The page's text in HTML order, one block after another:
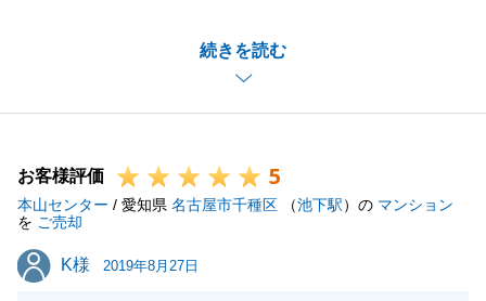
続きを読む
のご協力があってこそです。
重ねて感謝申し上げます。
お取引後であっても、大切なお客様の不動産のアフタ
ので、安心して頂けてうれしく思います。
当分先のお話になるとは思いますが、また不動産のこ
とでお困りごとやお買換えのご相談の際にはお気軽に
ご相談頂ければ幸いです。
お客様評価 5
本山センター / 愛知県 名古屋市千種区 （池下駅）の マンション
を ご売却
K様
K様 2019年8月27日